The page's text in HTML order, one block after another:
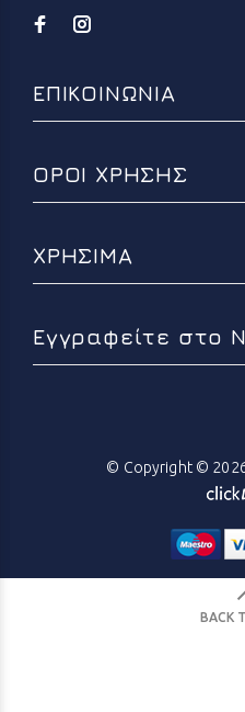
Εγγραφείτε στο
ΕΠΙΚΟΙΝΩΝΙΑ
ΟΡΟΙ ΧΡΗΣΗΣ
ΧΡΗΣΙΜΑ
© Copyright ©
BACK